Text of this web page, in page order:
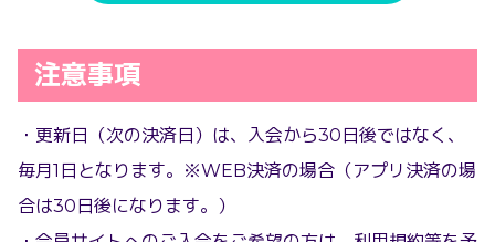
注意事項
・更新日（次の決済日）は、入会から30日後ではなく、
毎月1日となります。※WEB決済の場合（アプリ決済の場
合は30日後になります。）